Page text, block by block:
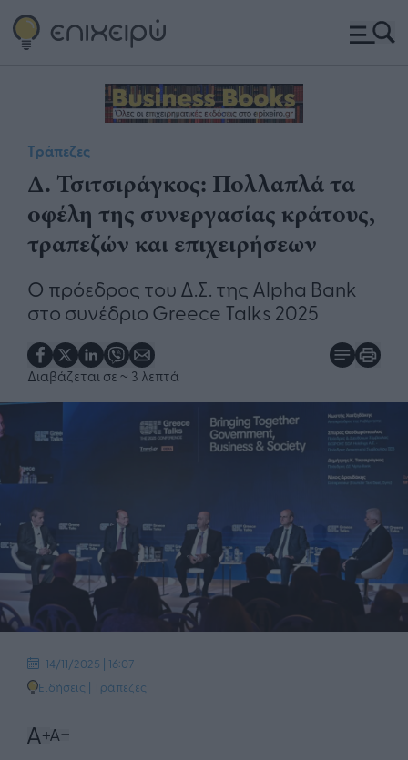
Τράπεζες
Δ. Τσιτσιράγκος: Πολλαπλά τα
οφέλη της συνεργασίας κράτους,
τραπεζών και επιχειρήσεων
Ο πρόεδρος του Δ.Σ. της Alpha Bank
στο συνέδριο Greece Talks 2025
Διαβάζεται σε ~ 3 λεπτά
14/11/2025 | 16:07
Ειδήσεις | Τράπεζες